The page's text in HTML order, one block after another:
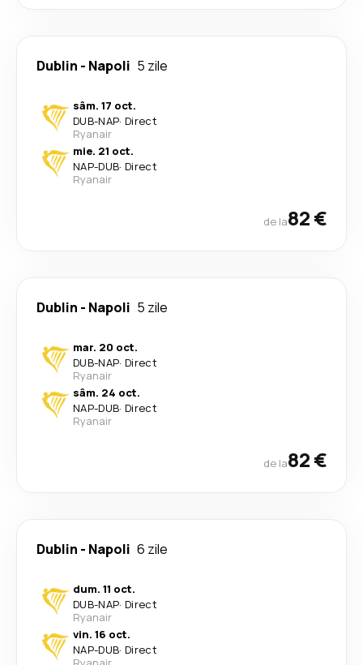
Dublin - Napoli 5 zile
sâm. 17 oct.
DUB-NAP· Direct
Ryanair
mie. 21 oct.
NAP-DUB· Direct
Ryanair
de la82 €
Dublin - Napoli 5 zile
mar. 20 oct.
DUB-NAP· Direct
Ryanair
sâm. 24 oct.
NAP-DUB· Direct
Ryanair
de la82 €
Dublin - Napoli 6 zile
dum. 11 oct.
DUB-NAP· Direct
Ryanair
vin. 16 oct.
NAP-DUB· Direct